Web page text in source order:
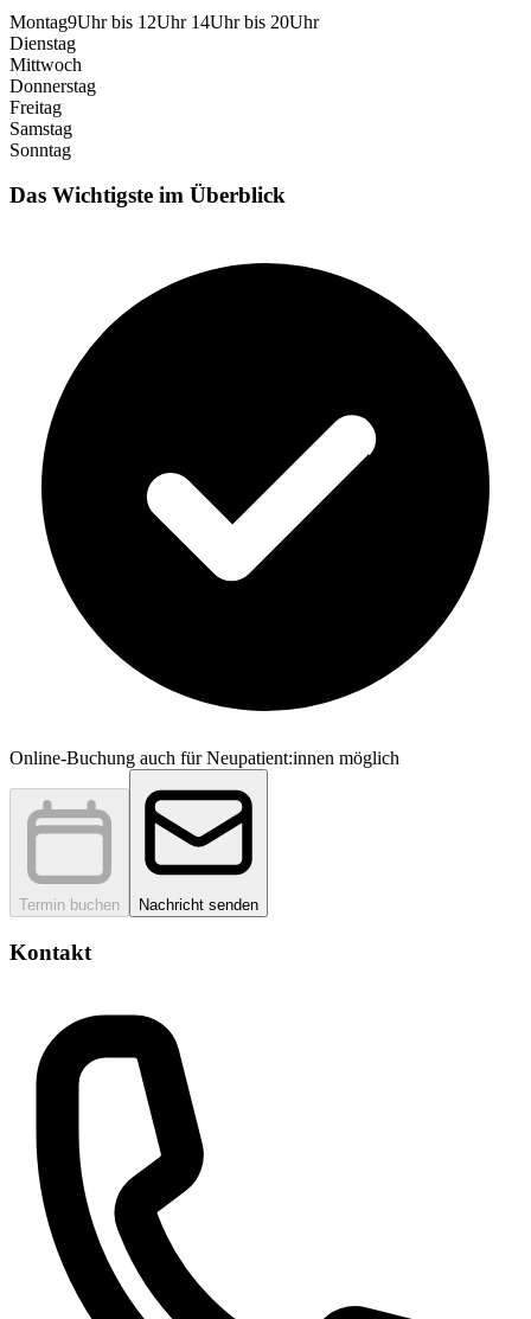
Montag9Uhr bis 12Uhr 14Uhr bis 20Uhr
Dienstag
Mittwoch
Donnerstag
Freitag
Samstag
Sonntag
Das Wichtigste im Überblick
Online-Buchung auch für Neupatient:innen möglich
Termin buchen Nachricht senden
Kontakt